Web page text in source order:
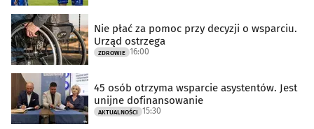
Nie płać za pomoc przy decyzji o wsparciu.
Urząd ostrzega
ZDROWIE 16:00
45 osób otrzyma wsparcie asystentów. Jest
unijne dofinansowanie
AKTUALNOŚCI 15:30